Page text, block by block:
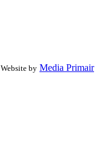
Website by Media Primair